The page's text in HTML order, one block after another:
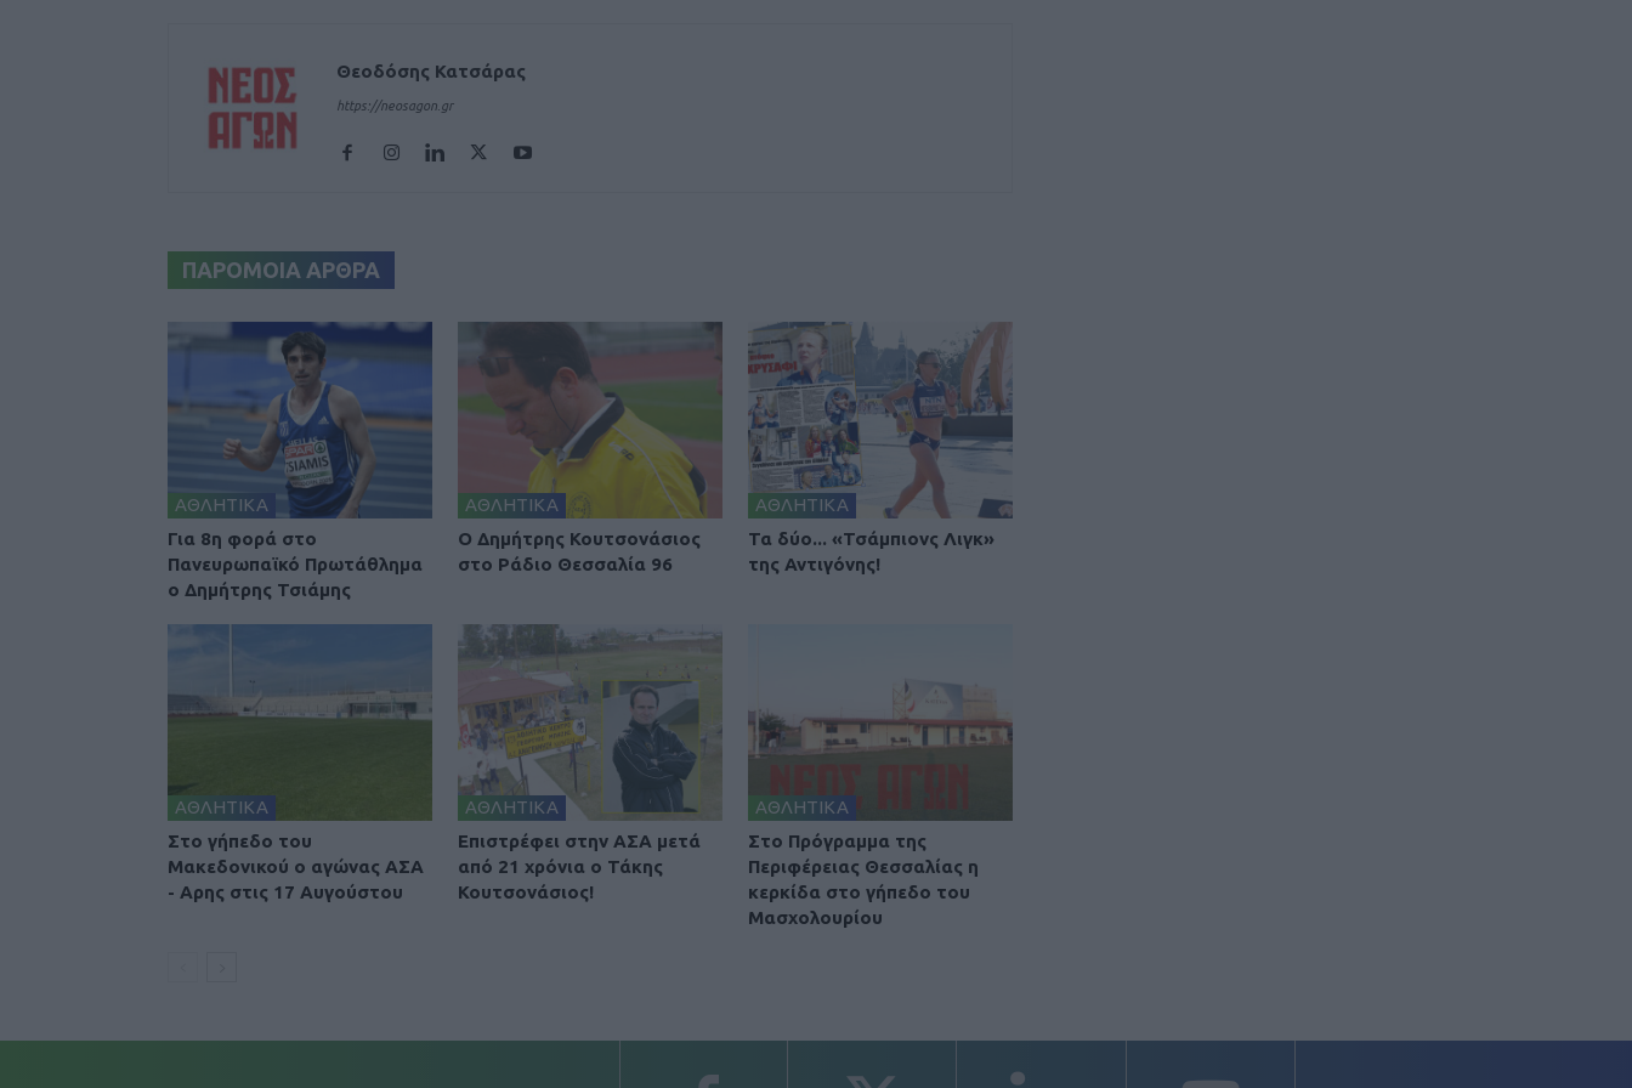
Θεοδόσης Κατσάρας
https://neosagon.gr
ΠΑΡΟΜΟΙΑ ΑΡΘΡΑ
ΑΘΛΗΤΙΚΑ
Για 8η φορά στο
Πανευρωπαϊκό Πρωτάθλημα
ο Δημήτρης Τσιάμης
ΑΘΛΗΤΙΚΑ
Ο Δημήτρης Κουτσονάσιος
στο Ράδιο Θεσσαλία 96
ΑΘΛΗΤΙΚΑ
Τα δύο... «Τσάμπιονς Λιγκ»
της Αντιγόνης!
ΑΘΛΗΤΙΚΑ
Στο γήπεδο του
Μακεδονικού ο αγώνας ΑΣΑ
- Αρης στις 17 Αυγούστου
ΑΘΛΗΤΙΚΑ
Επιστρέφει στην ΑΣΑ μετά
από 21 χρόνια ο Τάκης
Κουτσονάσιος!
ΑΘΛΗΤΙΚΑ
Στο Πρόγραμμα της
Περιφέρειας Θεσσαλίας η
κερκίδα στο γήπεδο του
Μασχολουρίου